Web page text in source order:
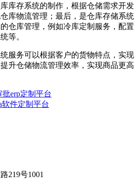
库存系统的制作，根据仓储需求开发
库物流管理；最后，是仓库存储系统
仓库管理，例如冷库定制服务，配置
等。
服务可以根据客户的货物特点，实现
升仓储物流管理效率，实现商品更高
erp定制平台
软件定制平台
219号1001